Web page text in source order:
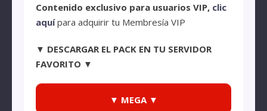
Contenido exclusivo para usuarios VIP, clic
aquípara adquirir tu Membresía VIP
▼ DESCARGAR EL PACK EN TU SERVIDOR
FAVORITO ▼
▼ MEGA ▼